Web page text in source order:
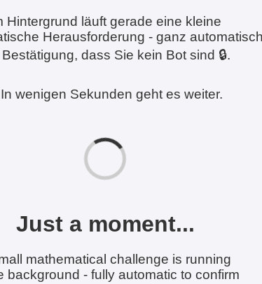
Hintergrund läuft gerade eine kleine
Herausforderung - ganz
dass Sie kein Bot sind 🔒.
In wenigen Sekunden geht es weiter.
Just a moment...
mathematical challenge is running
background - fully automatic to confirm